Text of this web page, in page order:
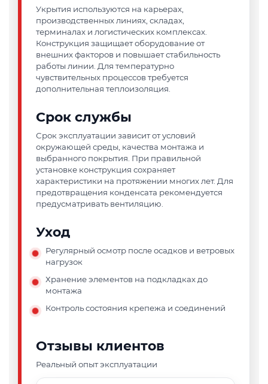
Укрытия используются на карьерах,
производственных линиях, складах,
терминалах и логистических комплексах.
Конструкция защищает оборудование от
внешних факторов и повышает стабильность
работы линии. Для температурно
чувствительных процессов требуется
дополнительная теплоизоляция.
Срок службы
Срок эксплуатации зависит от условий
окружающей среды, качества монтажа и
выбранного покрытия. При правильной
установке конструкция сохраняет
характеристики на протяжении многих лет. Для
предотвращения конденсата рекомендуется
предусматривать вентиляцию.
Уход
Регулярный осмотр после осадков и ветровых
нагрузок
Хранение элементов на подкладках до
монтажа
Контроль состояния крепежа и соединений
Отзывы клиентов
Реальный опыт эксплуатации